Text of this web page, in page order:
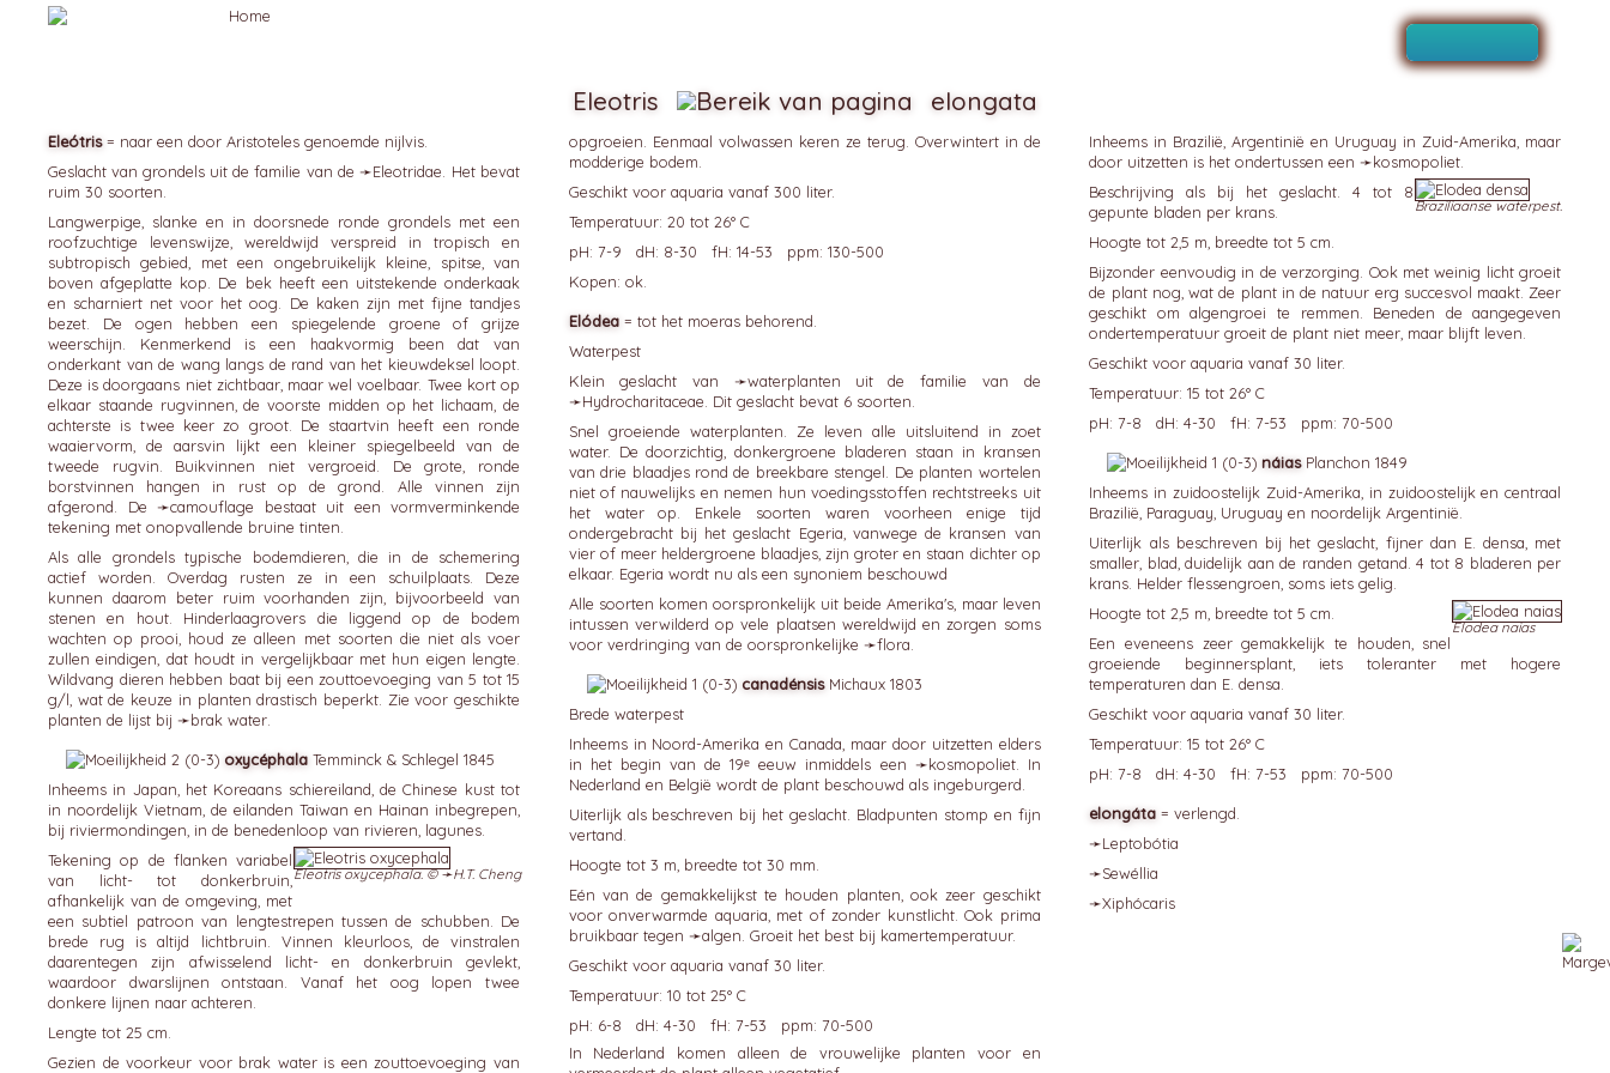
Eleotris elongata
Eleótris = naar een door Aristoteles genoemde nijlvis.
Geslacht van grondels uit de familie van de ➛Eleotridae . Het bevat
ruim 30 soorten.
Langwerpige, slanke en in doorsnede ronde grondels met een
roofzuchtige levenswijze, wereldwijd verspreid in tropisch en
subtropisch gebied, met een ongebruikelijk kleine, spitse, van
boven afgeplatte kop. De bek heeft een uitstekende onderkaak
en scharniert net voor het oog. De kaken zijn met fijne tandjes
bezet. De ogen hebben een spiegelende groene of grijze
weerschijn. Kenmerkend is een haakvormig been dat van
onderkant van de wang langs de rand van het kieuwdeksel loopt.
Deze is doorgaans niet zichtbaar, maar wel voelbaar. Twee kort op
elkaar staande rugvinnen, de voorste midden op het lichaam, de
achterste is twee keer zo groot. De staartvin heeft een ronde
waaiervorm, de aarsvin lijkt een kleiner spiegelbeeld van de
tweede rugvin. Buikvinnen niet vergroeid. De grote, ronde
borstvinnen hangen in rust op de grond. Alle vinnen zijn
afgerond. De ➛camouflage bestaat uit een vormverminkende
tekening met onopvallende bruine tinten.
Als alle grondels typische bodemdieren, die in de schemering
actief worden. Overdag rusten ze in een schuilplaats. Deze
kunnen daarom beter ruim voorhanden zijn, bijvoorbeeld van
stenen en hout. Hinderlaagrovers die liggend op de bodem
wachten op prooi, houd ze alleen met soorten die niet als voer
zullen eindigen, dat houdt in vergelijkbaar met hun eigen lengte.
Wildvang dieren hebben baat bij een zouttoevoeging van 5 tot 15
g/l, wat de keuze in planten drastisch beperkt. Zie voor geschikte
planten de lijst bij ➛brak water
oxycéphala Temminck & Schlegel 1845
Inheems in Japan, het Koreaans schiereiland, de Chinese kust tot
in noordelijk Vietnam, de eilanden Taiwan en Hainan inbegrepen,
bij riviermondingen, in de benedenloop van rivieren, lagunes.
Eleotris oxycephala. © ➛H.T. Cheng
Tekening op de flanken variabel
van licht- tot donkerbruin,
afhankelijk van de omgeving, met
een subtiel patroon van lengtestrepen tussen de schubben. De
brede rug is altijd lichtbruin. Vinnen kleurloos, de vinstralen
daarentegen zijn afwisselend licht- en donkerbruin gevlekt,
waardoor dwarslijnen ontstaan. Vanaf het oog lopen twee
donkere lijnen naar achteren.
Lengte tot 25 cm.
Gezien de voorkeur voor brak water is een zouttoevoeging van
opgroeien. Eenmaal volwassen keren ze terug. Overwintert in de
modderige bodem.
Geschikt voor aquaria vanaf 300 liter.
Temperatuur: 20 tot 26° C
pH: 7-9 dH: 8-30 fH: 14-53 ppm: 130-500
Kopen: ok.
Elódea = tot het moeras behorend.
Waterpest
Klein geslacht van ➛waterplanten
➛Hydrocharitaceae . Dit geslacht bevat 6 soorten.
Snel groeiende waterplanten. Ze leven alle uitsluitend in zoet
water. De doorzichtig, donkergroene bladeren staan in kransen
van drie blaadjes rond de breekbare stengel. De planten wortelen
niet of nauwelijks en nemen hun voedingsstoffen rechtstreeks uit
het water op. Enkele soorten waren voorheen enige tijd
ondergebracht bij het geslacht Egeria, vanwege de kransen van
vier of meer heldergroene blaadjes, zijn groter en staan dichter op
elkaar. Egeria wordt nu als een synoniem beschouwd
Alle soorten komen oorspronkelijk uit beide Amerika's, maar leven
intussen verwilderd op vele plaatsen wereldwijd en zorgen soms
voor verdringing van de oorspronkelijke ➛flora
canadénsisMichaux 1803
Brede waterpest
Inheems in Noord-Amerika en Canada, maar door uitzetten elders
in het begin van de 19ᵉ eeuw inmiddels een ➛kosmopoliet. In
Nederland en België wordt de plant beschouwd als ingeburgerd.
Uiterlijk als beschreven bij het geslacht. Bladpunten stomp en fijn
vertand.
Hoogte tot 3 m, breedte tot 30 mm.
Eén van de gemakkelijkst te houden planten, ook zeer geschikt
voor onverwarmde aquaria, met of zonder kunstlicht. Ook prima
bruikbaar tegen ➛algen . Groeit het best bij kamertemperatuur.
Geschikt voor aquaria vanaf 30 liter.
Temperatuur: 10 tot 25° C
pH: 6-8 dH: 4-30 fH: 7-53 ppm: 70-500
In Nederland komen alleen de vrouwelijke planten voor en
Inheems in Brazilië, Argentinië en Uruguay in Zuid-Amerika, maar
door uitzetten is het ondertussen een ➛kosmopoliet
Braziliaanse waterpest.
Beschrijving als bij het geslacht. 4 tot 8
gepunte bladen per krans.
Hoogte tot 2,5 m, breedte tot 5 cm.
Bijzonder eenvoudig in de verzorging. Ook met weinig licht groeit
de plant nog, wat de plant in de natuur erg succesvol maakt. Zeer
geschikt om algengroei te remmen. Beneden de aangegeven
ondertemperatuur groeit de plant niet meer, maar blijft leven.
Geschikt voor aquaria vanaf 30 liter.
Temperatuur: 15 tot 26° C
pH: 7-8 dH: 4-30 fH: 7-53 ppm: 70-500
náiasPlanchon 1849
Inheems in zuidoostelijk Zuid-Amerika, in zuidoostelijk en centraal
Brazilië, Paraguay, Uruguay en noordelijk Argentinië.
Uiterlijk als beschreven bij het geslacht, fijner dan E. densa, met
smaller, blad, duidelijk aan de randen getand. 4 tot 8 bladeren per
krans. Helder flessengroen, soms iets gelig.
Elodea naias
Hoogte tot 2,5 m, breedte tot 5 cm.
Een eveneens zeer gemakkelijk te houden, snel
groeiende beginnersplant, iets toleranter met hogere
temperaturen dan E. densa.
Geschikt voor aquaria vanaf 30 liter.
Temperatuur: 15 tot 26° C
pH: 7-8 dH: 4-30 fH: 7-53 ppm: 70-500
elongáta = verlengd.
➛Leptobótia
➛Sewéllia
➛Xiphócaris